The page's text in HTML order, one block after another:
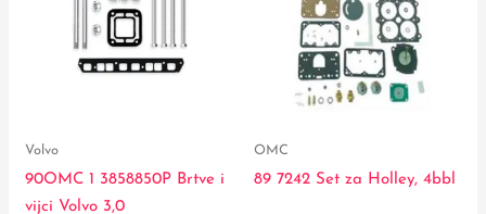
Volvo
90OMC 1 3858850P Brtve i
vijci Volvo 3,0
OMC
89 7242 Set za Holley, 4bbl